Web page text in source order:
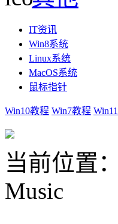
IT资讯
Win8系统
Linux系统
MacOS系统
鼠标指针
Win10教程 Win7教程
当前位置：
Music